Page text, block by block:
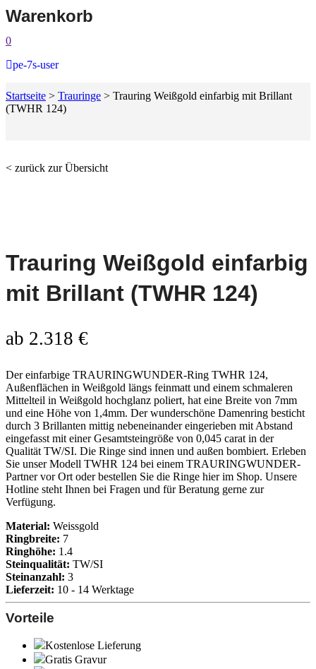
Warenkorb
0
pe-7s-user
Startseite > Trauringe > Trauring Weißgold einfarbig mit Brillant
(TWHR 124)
< zurück zur Übersicht
Trauring Weißgold einfarbig
mit Brillant (TWHR 124)
ab 2.318 €
Der einfarbige TRAURINGWUNDER-Ring TWHR 124,
Außenflächen in Weißgold längs feinmatt und einem schmaleren
Mittelteil in Weißgold hochglanz poliert, hat eine Breite von 7mm
und eine Höhe von 1,4mm. Der wunderschöne Damenring besticht
durch 3 Brillanten mittig nebeneinander eingerieben mit Abstand
eingefasst mit einer Gesamtsteingröße von 0,045 carat in der
Qualität TW/SI. Die Ringe sind innen und außen bombiert. Erleben
Sie unser Modell TWHR 124 bei einem TRAURINGWUNDER-
Partner vor Ort oder bestellen Sie die Ringe hier im Shop. Unsere
Hotline steht Ihnen bei Fragen und für Beratung gerne zur
Verfügung.
Material: Weissgold
Ringbreite: 7
Ringhöhe: 1.4
Steinqualität: TW/SI
Steinanzahl: 3
Lieferzeit: 10 - 14 Werktage
Vorteile
Kostenlose Lieferung
Gratis Gravur